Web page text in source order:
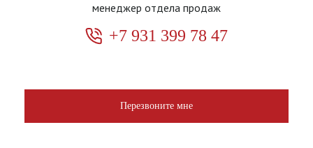
менеджер отдела продаж
+7 931 399 78 47
Перезвоните мне